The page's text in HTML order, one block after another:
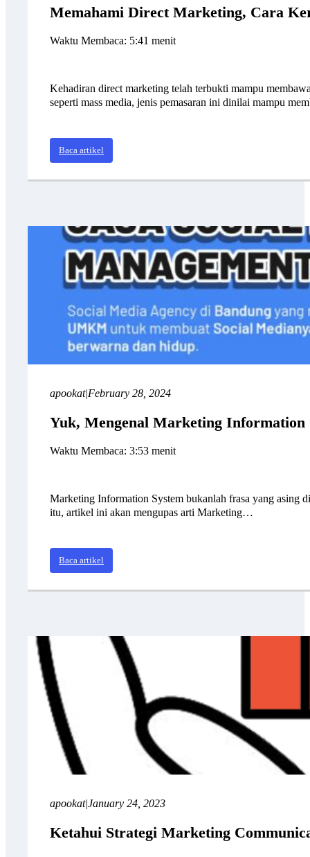
Memahami Direct Marketing, Cara
Waktu Membaca: 5:41 menit
Kehadiran direct marketing telah terbukti mampu
seperti mass media, jenis pemasaran ini dinilai mampu
Baca artikel
apookat|February 28, 2024
Yuk, Mengenal Marketing Information
Waktu Membaca: 3:53 menit
Marketing Information System bukanlah frasa yang asing
itu, artikel ini akan mengupas arti Marketing…
Baca artikel
apookat|January 24, 2023
Ketahui Strategi Marketing